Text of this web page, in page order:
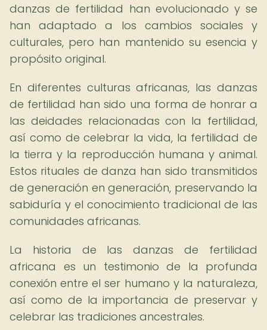
danzas de fertilidad han evolucionado y se
han adaptado a los cambios sociales y
culturales, pero han mantenido su esencia y
propósito original.
En diferentes culturas africanas, las danzas
de fertilidad han sido una forma de honrar a
las deidades relacionadas con la fertilidad,
así como de celebrar la vida, la fertilidad de
la tierra y la reproducción humana y animal.
Estos rituales de danza han sido transmitidos
de generación en generación, preservando la
sabiduría y el conocimiento tradicional de las
comunidades africanas.
La historia de las danzas de fertilidad
africana es un testimonio de la profunda
conexión entre el ser humano y la naturaleza,
así como de la importancia de preservar y
celebrar las tradiciones ancestrales.